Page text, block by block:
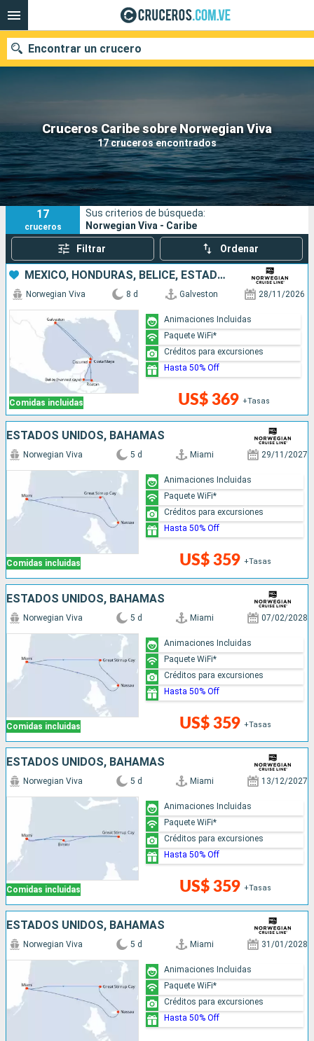
Cruceros Caribe sobre Norwegian Viva
17 cruceros encontrados
Encontrar un crucero
Nuestros destinos
Fecha de salida
Puertos Compañías
Buscar
17
cruceros
Sus criterios de búsqueda:
Norwegian Viva - Caribe
Filtrar Ordenar
MÉXICO, HONDURAS, BELICE, ESTADOS UNIDOS
Comidas incluidas
Norwegian Viva 8 d Galveston 28/11/2026
US$ 369 +Tasas
Animaciones Incluidas
Paquete WiFi*
Créditos para excursiones
Hasta 50% Off
ESTADOS UNIDOS, BAHAMAS
Comidas incluidas
Norwegian Viva 5 d Miami 29/11/2027
US$ 359 +Tasas
Animaciones Incluidas
Paquete WiFi*
Créditos para excursiones
Hasta 50% Off
ESTADOS UNIDOS, BAHAMAS
Comidas incluidas
Norwegian Viva 5 d Miami 07/02/2028
US$ 359 +Tasas
Animaciones Incluidas
Paquete WiFi*
Créditos para excursiones
Hasta 50% Off
ESTADOS UNIDOS, BAHAMAS
Comidas incluidas
Norwegian Viva 5 d Miami 13/12/2027
US$ 359 +Tasas
Animaciones Incluidas
Paquete WiFi*
Créditos para excursiones
Hasta 50% Off
ESTADOS UNIDOS, BAHAMAS
Norwegian Viva 5 d Miami 31/01/2028
Animaciones Incluidas
Paquete WiFi*
Créditos para excursiones
Hasta 50% Off